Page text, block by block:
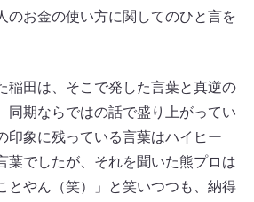
のお金の使い方に関してのひと言を
稲田は、そこで発した言葉と真逆の
同期ならではの話で盛り上がってい
印象に残っている言葉はハイヒー
葉でしたが、それを聞いた熊プロは
とやん（笑）」と笑いつつも、納得